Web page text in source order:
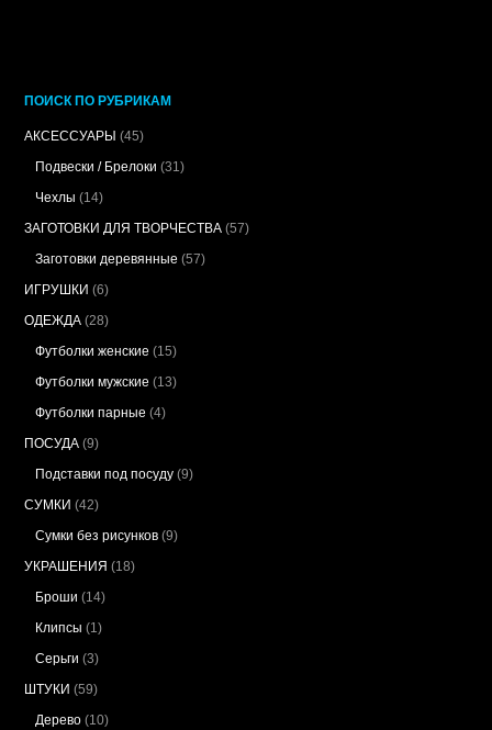
ПОИСК ПО РУБРИКАМ
АКСЕССУАРЫ (45)
Подвески / Брелоки (31)
Чехлы (14)
ЗАГОТОВКИ ДЛЯ ТВОРЧЕСТВА (57)
Заготовки деревянные (57)
ИГРУШКИ (6)
ОДЕЖДА (28)
Футболки женские (15)
Футболки мужские (13)
Футболки парные (4)
ПОСУДА (9)
Подставки под посуду (9)
СУМКИ (42)
Сумки без рисунков (9)
УКРАШЕНИЯ (18)
Броши (14)
Клипсы (1)
Серьги (3)
ШТУКИ (59)
Дерево (10)